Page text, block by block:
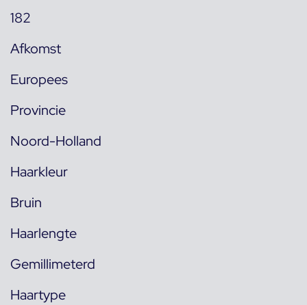
182
Afkomst
Europees
Provincie
Noord-Holland
Haarkleur
Bruin
Haarlengte
Gemillimeterd
Haartype